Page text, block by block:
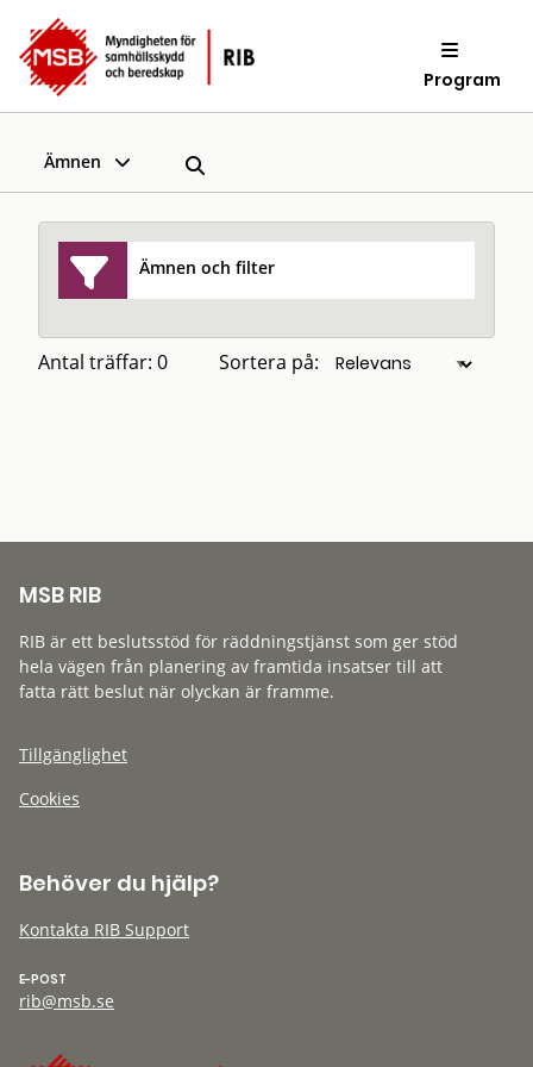
Program
Ämnen
Ämnen och filter
Antal träffar: 0 Sortera på:
MSB RIB
RIB är ett beslutsstöd för räddningstjänst som ger stöd
hela vägen från planering av framtida insatser till att
fatta rätt beslut när olyckan är framme.
Tillgänglighet
Cookies
Behöver du hjälp?
Kontakta RIB Support
E-POST
rib@msb.se